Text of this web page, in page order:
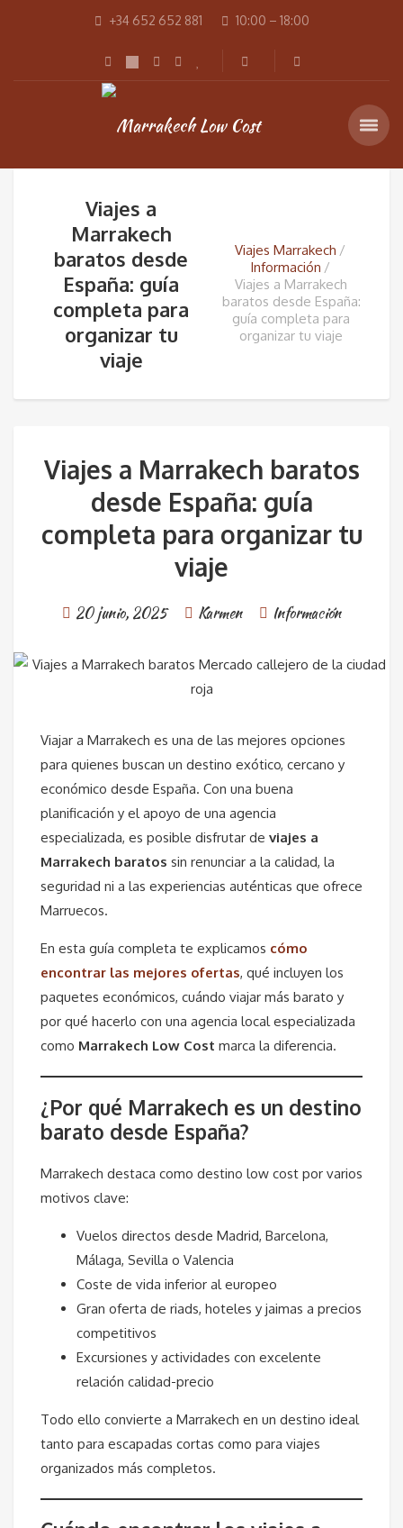
+34 652 652 881 10:00 – 18:00
Viajes a
Marrakech
baratos desde
España: guía
completa para
organizar tu
viaje
Viajes Marrakech
Información
Viajes a Marrakech
baratos desde España:
guía completa para
organizar tu viaje
Viajes a Marrakech baratos
desde España: guía
completa para organizar tu
viaje
20 junio, 2025 Karmen Información
Viajar a Marrakech es una de las mejores opciones
para quienes buscan un destino exótico, cercano y
económico desde España. Con una buena
planificación y el apoyo de una agencia
especializada, es posible disfrutar de viajes a
Marrakech baratos sin renunciar a la calidad, la
seguridad ni a las experiencias auténticas que ofrece
Marruecos.
En esta guía completa te explicamos cómo
encontrar las mejores ofertas, qué incluyen los
paquetes económicos, cuándo viajar más barato y
por qué hacerlo con una agencia local especializada
como Marrakech Low Cost marca la diferencia.
¿Por qué Marrakech es un destino
barato desde España?
Marrakech destaca como destino low cost por varios
motivos clave:
Vuelos directos desde Madrid, Barcelona,
Málaga, Sevilla o Valencia
Coste de vida inferior al europeo
Gran oferta de riads, hoteles y jaimas a precios
competitivos
Excursiones y actividades con excelente
relación calidad-precio
Todo ello convierte a Marrakech en un destino ideal
tanto para escapadas cortas como para viajes
organizados más completos.